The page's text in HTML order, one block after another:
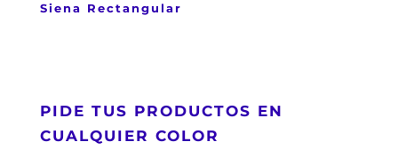
Siena Rectangular
PIDE TUS PRODUCTOS EN
CUALQUIER COLOR